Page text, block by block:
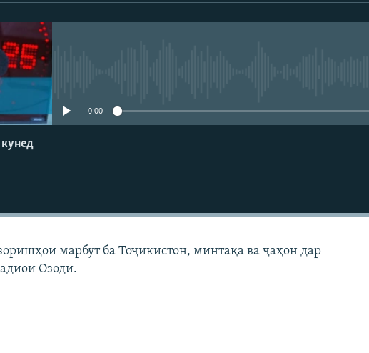
0:00
марбут ба Тоҷикистон, минтақа ва ҷаҳон дар
Озодӣ.